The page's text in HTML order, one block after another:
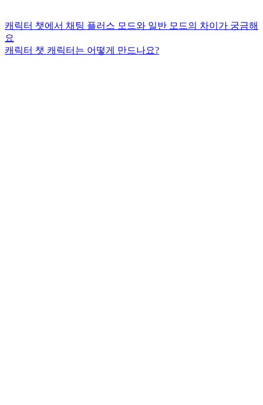
캐릭터 챗에서 채팅 플러스 모드와 일반 모드의 차이가 궁금해
요
캐릭터 챗 캐릭터는 어떻게 만드나요?